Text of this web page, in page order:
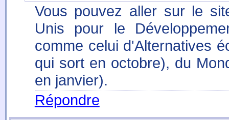
Vous pouvez aller sur le
Unis pour le
comme celui d'Alternatives
qui sort en octobre), du
en janvier).
Répondre